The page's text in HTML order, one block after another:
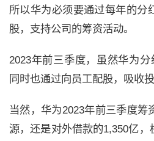
所以华为必须要通过每年的分
股，支持公司的筹资活动。
2023年前三季度，虽然华为分
同时也通过向员工配股，吸收
当然，华为2023年前三季度筹
源，还是对外借款的1,350亿，